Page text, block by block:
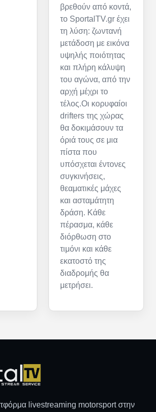
βρεθούν από κοντά,
το SportalTV.gr έχει
τη λύση: ζωντανή
μετάδοση με εικόνα
υψηλής ποιότητας
και πλήρη κάλυψη
του αγώνα, από την
αρχή μέχρι το
τέλος.Οι κορυφαίοι
drifters της χώρας
θα δοκιμάσουν τα
όριά τους σε μια
πίστα που
υπόσχεται έντονες
συγκινήσεις,
θεαματικές μάχες
και ασταμάτητη
δράση. Κάθε
πέρασμα, κάθε
διόρθωση στο
τιμόνι και κάθε
εκατοστό της
διαδρομής θα
μετρήσει.
livestreaming motorsport στην